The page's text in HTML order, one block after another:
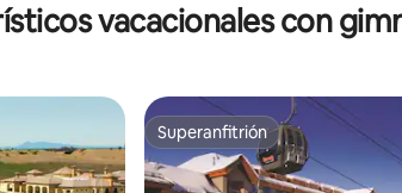
Big Bear Lake
vacacionales con
Superanfitrión
Superanfitrión